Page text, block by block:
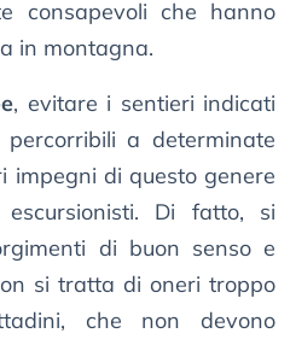
consapevoli che hanno
in montagna.
, evitare i sentieri indicati
a determinate
impegni di questo genere
Di fatto, si
di buon senso e
si tratta di oneri troppo
che non devono